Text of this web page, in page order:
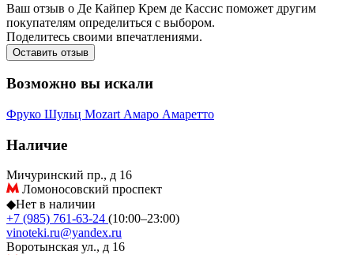
Ваш отзыв о Де Кайпер Крем де Кассис поможет другим
покупателям определиться с выбором.
Поделитесь своими впечатлениями.
Оставить отзыв
Возможно вы искали
Фруко Шульц Mozart Амаро Амаретто
Наличие
Мичуринский пр., д 16
Ломоносовский проспект
◆Нет в наличии
+7 (985) 761-63-24 (10:00–23:00)
vinoteki.ru@yandex.ru
Воротынская ул., д 16